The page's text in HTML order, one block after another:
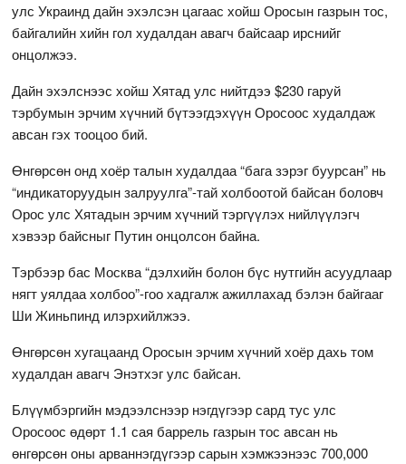
улс Украинд дайн эхэлсэн цагаас хойш Оросын газрын тос,
байгалийн хийн гол худалдан авагч байсаар ирснийг
онцолжээ.
Дайн эхэлснээс хойш Хятад улс нийтдээ $230 гаруй
тэрбумын эрчим хүчний бүтээгдэхүүн Оросоос худалдаж
авсан гэх тооцоо бий.
Өнгөрсөн онд хоёр талын худалдаа “бага зэрэг буурсан” нь
“индикаторуудын залруулга”-тай холбоотой байсан боловч
Орос улс Хятадын эрчим хүчний тэргүүлэх нийлүүлэгч
хэвээр байсныг Путин онцолсон байна.
Тэрбээр бас Москва “дэлхийн болон бүс нутгийн асуудлаар
нягт уялдаа холбоо”-гоо хадгалж ажиллахад бэлэн байгааг
Ши Жиньпинд илэрхийлжээ.
Өнгөрсөн хугацаанд Оросын эрчим хүчний хоёр дахь том
худалдан авагч Энэтхэг улс байсан.
Блүүмбэргийн мэдээлснээр нэгдүгээр сард тус улс
Оросоос өдөрт 1.1 сая баррель газрын тос авсан нь
өнгөрсөн оны арваннэгдүгээр сарын хэмжээнээс 700,000